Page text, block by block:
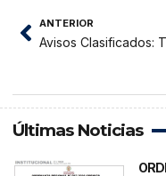
ANTERIOR
Últimas Noticias